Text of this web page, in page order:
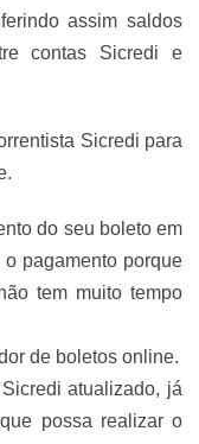
assim saldos
contas Sicredi e
Sicredi para
do seu boleto em
pagamento porque
tem muito tempo
de boletos online.
atualizado, já
possa realizar o